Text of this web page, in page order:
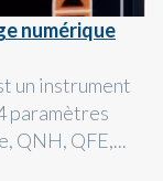
numérique
un instrument
paramètres
QNH, QFE,...